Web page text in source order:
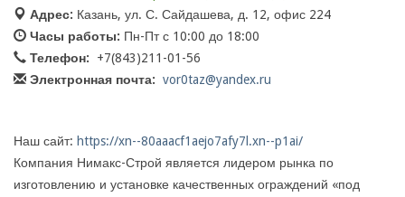
Адрес: Казань, ул. С. Сайдашева, д. 12, офис 224
Часы работы: Пн-Пт с 10:00 до 18:00
Телефон:
+7(843)211-01-56
Электронная почта: vor0taz@yandex.ru
Наш сайт: https://xn--80aaacf1aejo7afy7l.xn--p1ai/
Компания Нимакс-Строй является лидером рынка по
изготовлению и установке качественных ограждений «под